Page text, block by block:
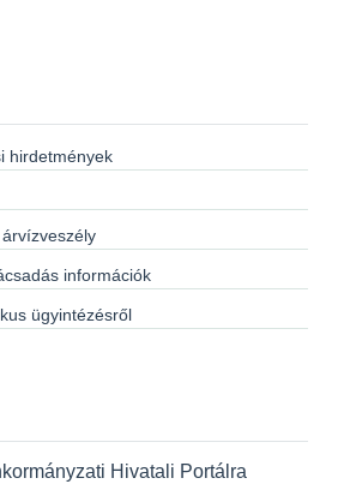
hirdetmények
információk
ügyintézésről
Hivatali Portálra